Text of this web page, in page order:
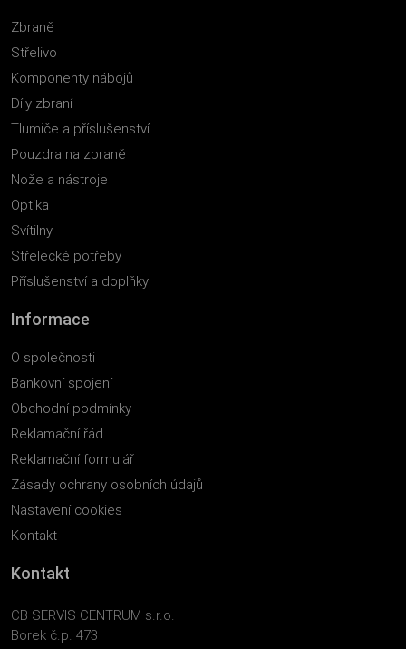
Zbraně
Střelivo
Komponenty nábojů
Díly zbraní
Tlumiče a příslušenství
Pouzdra na zbraně
Nože a nástroje
Optika
Svítilny
Střelecké potřeby
Příslušenství a doplňky
Informace
O společnosti
Bankovní spojení
Obchodní podmínky
Reklamační řád
Reklamační formulář
Zásady ochrany osobních údajů
Nastavení cookies
Kontakt
Kontakt
CB SERVIS CENTRUM s.r.o.
Borek č.p. 473